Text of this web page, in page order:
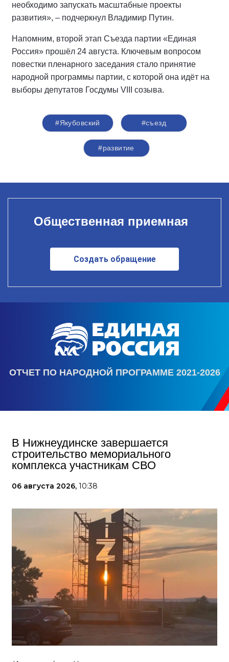
необходимо запускать масштабные проекты
развития», – подчеркнул Владимир Путин.
Напомним, второй этап Съезда партии «Единая
Россия» прошёл 24 августа. Ключевым вопросом
повестки пленарного заседания стало принятие
народной программы партии, с которой она идёт на
выборы депутатов Госдумы VIII созыва.
#Якубовский #съезд
#развитие
Общественная приемная
Создать обращение
ОТЧЕТ ПО НАРОДНОЙ ПРОГРАММЕ 2021-2026
В Нижнеудинске завершается
строительство мемориального
комплекса участникам СВО
06 августа 2026, 10:38